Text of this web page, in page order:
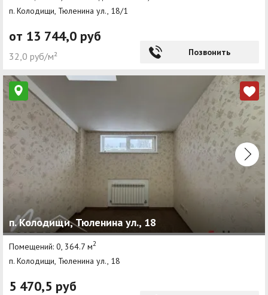
п. Колодищи, Тюленина ул., 18/1
от 13 744,0 руб
32,0 руб/м² Позвонить
п. Колодищи, Тюленина ул., 18
Помещений: 0, 364.7 м2
п. Колодищи, Тюленина ул., 18
5 470,5 руб